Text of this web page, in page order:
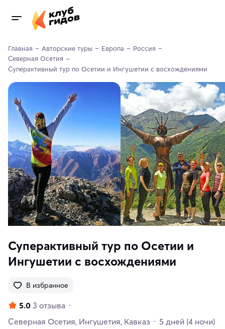
Главная Авторские туры Европа
Россия
Северная Осетия
Суперактивный тур по Осетии и Ингушетии с восхождениями
Суперактивный тур по Осетии и
Ингушетии с восхождениями
В избранное
5.0 3 отзыва
Северная Осетия Ингушетия Кавказ 5 дней (4 ночи)